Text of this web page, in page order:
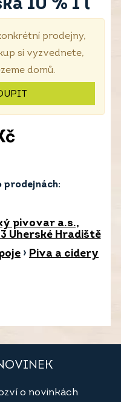
10 % 1 l
prodejny,
si vyzvednete,
domů.
prodejnách:
pivovar a.s.,
Uherské Hradiště
› Piva a cidery
o novinkách